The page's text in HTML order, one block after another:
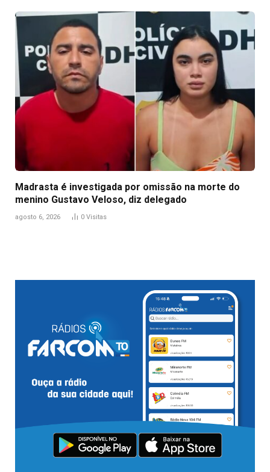
Madrasta é investigada por omissão na morte do
menino Gustavo Veloso, diz delegado
agosto 6, 2026 0 Visitas